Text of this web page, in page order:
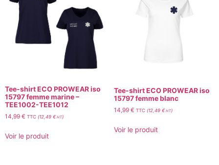
Tee-shirt ECO PROWEAR iso
15797 femme marine –
TEE1002-TEE1012
14,99 € TTC (12,49 €HT)
Voir le produit
Tee-shirt ECO PROWEAR iso
15797 femme blanc
14,99 € TTC(12,49 €HT)
Voir le produit